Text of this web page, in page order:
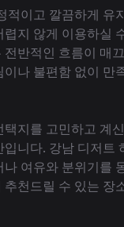
적이고 깔끔하게 유
지 않게 이용하실
전반적인 흐름이 매
나 불편함 없이 만
지를 고민하고 계
니다. 강남 디저트
여유와 분위기를
천드릴 수 있는 장